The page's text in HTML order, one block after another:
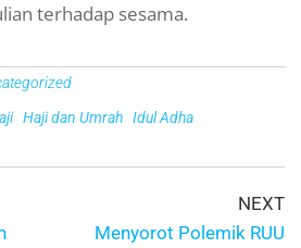
terhadap sesama.
Haji dan Umrah Idul Adha
NEXT
Menyorot Polemik RUU